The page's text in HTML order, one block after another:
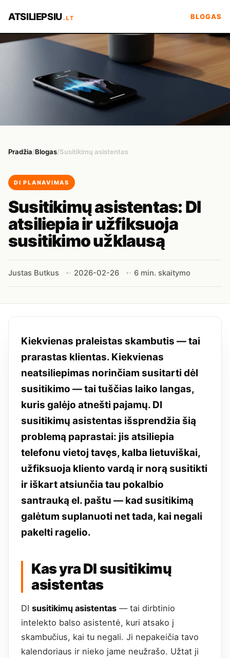
ATSILIEPSIU.LT BLOGAS
Pradžia/Blogas/Susitikimų asistentas
DI PLANAVIMAS
Susitikimų asistentas: DI
atsiliepia ir užfiksuoja
susitikimo užklausą
Justas Butkus 2026-02-26 6 min. skaitymo
Kiekvienas praleistas skambutis — tai
prarastas klientas. Kiekvienas
neatsiliepimas norinčiam susitarti dėl
susitikimo — tai tuščias laiko langas,
kuris galėjo atnešti pajamų. DI
susitikimų asistentas išsprendžia šią
problemą paprastai: jis atsiliepia
telefonu vietoj tavęs, kalba lietuviškai,
užfiksuoja kliento vardą ir norą susitikti
ir iškart atsiunčia tau pokalbio
santrauką el. paštu — kad susitikimą
galėtum suplanuoti net tada, kai negali
pakelti ragelio.
Kas yra DI susitikimų
asistentas
DI susitikimų asistentas — tai dirbtinio
intelekto balso asistentė, kuri atsako į
skambučius, kai tu negali. Ji nepakeičia tavo
kalendoriaus ir nieko jame neužrašo. Užtat ji